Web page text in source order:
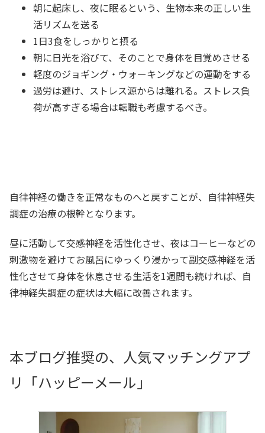
朝に起床し、夜に眠るという、生物本来の正しい生
活リズムを送る
1日3食をしっかりと摂る
朝に日光を浴びて、そのことで身体を目覚めさせる
軽度のジョギング・ウォーキングなどの運動をする
過労は避け、ストレス源からは離れる。ストレス負
荷が高すぎる場合は転職も考慮するべき。
自律神経の働きを正常なものへと戻すことが、自律神経失
調症の治療の根幹となります。
昼に活動して交感神経を活性化させ、夜はコーヒーなどの
刺激物を避けてお風呂にゆっくり浸かって副交感神経を活
性化させて身体を休息させる生活を1週間も続ければ、自
律神経失調症の症状は大幅に改善されます。
本ブログ推奨の、人気マッチングアプ
リ「ハッピーメール」